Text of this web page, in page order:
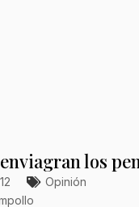
los
Opinión